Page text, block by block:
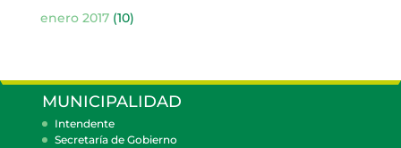
enero 2017(10)
MUNICIPALIDAD
Intendente
Secretaría de Gobierno